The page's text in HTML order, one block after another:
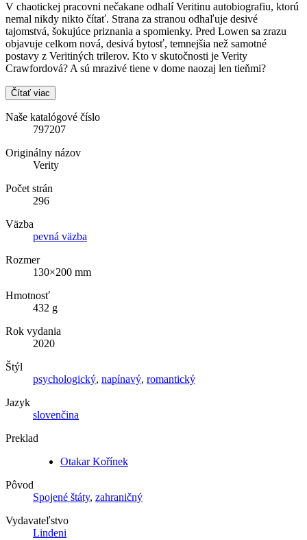
V chaotickej pracovni nečakane odhalí Veritinu autobiografiu, ktorú
nemal nikdy nikto čítať. Strana za stranou odhaľuje desivé
tajomstvá, šokujúce priznania a spomienky. Pred Lowen sa zrazu
objavuje celkom nová, desivá bytosť, temnejšia než samotné
postavy z Veritiných trilerov. Kto v skutočnosti je Verity
Crawfordová? A sú mrazivé tiene v dome naozaj len tieňmi?
Čítať viac
Naše katalógové číslo
797207
Originálny názov
Verity
Počet strán
296
Väzba
pevná väzba
Rozmer
130×200 mm
Hmotnosť
432 g
Rok vydania
2020
Štýl
psychologický, napínavý, romantický
Jazyk
slovenčina
Preklad
Otakar Kořínek
Pôvod
Spojené štáty, zahraničný
Vydavateľstvo
Lindeni